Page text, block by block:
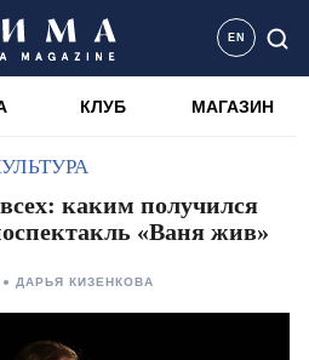
EN
КЛУБ МАГАЗИН
каким получился
«Ваня жив»
ДАРЬЯ КИЗЕНКОВА